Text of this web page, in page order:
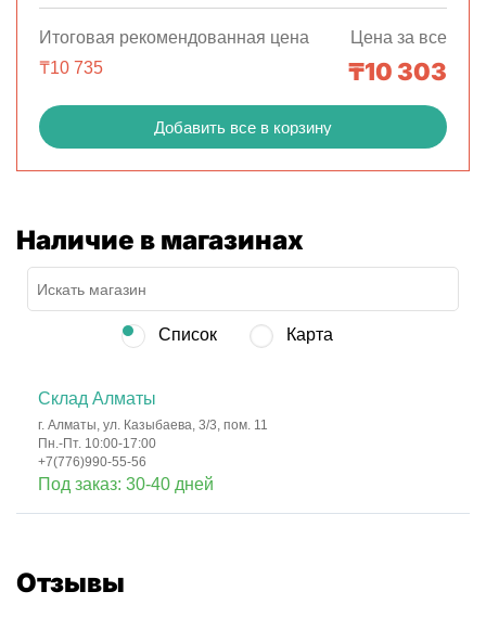
Итоговая рекомендованная цена
₸10 735
Цена за все
₸10 303
Добавить все в корзину
Наличие в магазинах
Список Карта
Склад Алматы
г. Алматы, ул. Казыбаева, 3/3, пом. 11
Пн.-Пт. 10:00-17:00
+7(776)990-55-56
Под заказ: 30-40 дней
Отзывы